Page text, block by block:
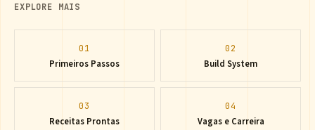
EXPLORE MAIS
01
Primeiros Passos
02
Build System
03
Receitas Prontas
04
Vagas e Carreira